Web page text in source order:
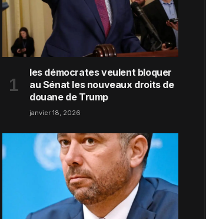
les démocrates veulent bloquer
au Sénat les nouveaux droits de
douane de Trump
janvier 18, 2026